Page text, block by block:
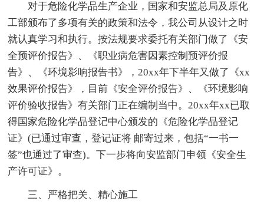
对于危险化学品生产企业，国家和安监总局及原化
工部颁布了多项有关的政策和法令，我公司从设计之时
就认真学习和执行。按法规要求委托有关部门做了《安
全预评价报告》、《职业病危害因素控制预评价报
告》、《环境影响报告书》，20xx年下半年又做了《xx
效果评价报告》，目前《安全评价报告》、《环境影响
评价验收报告》有关部门正在编制当中。20xx年xx已取
得国家危险化学品登记中心颁发的《危险化学品登记
证》(已通过审查，登记证将 邮寄过来，包括“一书一
签”也通过了审查)。下一步将向安监部门申领《安全生
产许可证》。
三、严格把关、精心施工